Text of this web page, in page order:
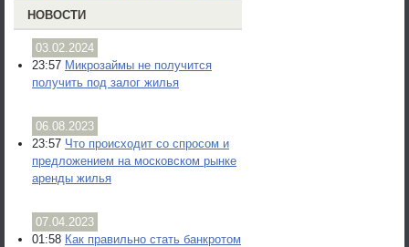
НОВОСТИ
03.02.2024
23:57 Микрозаймы не получится
получить под залог жилья
06.08.2023
23:57 Что происходит со спросом и
предложением на московском рынке
аренды жилья
07.04.2023
01:58 Как правильно стать банкротом